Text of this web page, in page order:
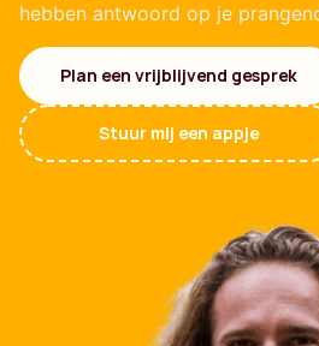
hebben antwoord op je
Plan een vrijblijvend gesprek
Stuur mij een appje